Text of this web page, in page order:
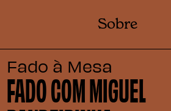
Sobre
Fado à Mesa
FADO COM MIGUEL